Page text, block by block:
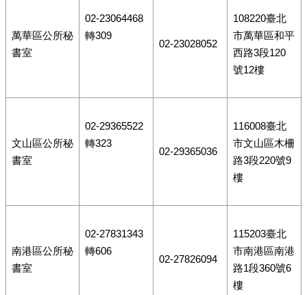
萬華區公所秘
書室
02-23064468
轉309
02-23028052
108220臺北
市萬華區和平
西路3段120
號12樓
文山區公所秘
書室
02-29365522
轉323
02-29365036
116008臺北
市文山區木柵
路3段220號9
樓
南港區公所秘
書室
02-27831343
轉606
02-27826094
115203臺北
市南港區南港
路1段360號6
樓